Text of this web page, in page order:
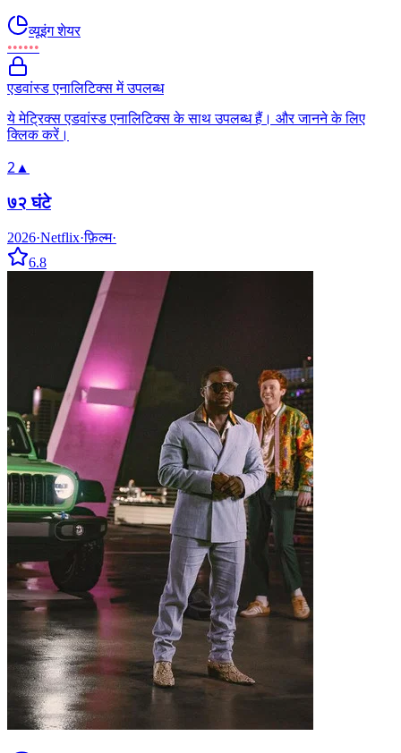
व्यूइंग शेयर
••••••
एडवांस्ड एनालिटिक्स में उपलब्ध
ये मेट्रिक्स एडवांस्ड एनालिटिक्स के साथ उपलब्ध हैं। और जानने के लिए
क्लिक करें।
2 ▲
७२ घंटे
2026·Netflix·फ़िल्म·
6.8